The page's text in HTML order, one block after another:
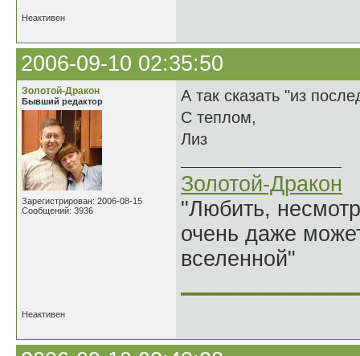
Неактивен
2006-09-10 02:35:50
Золотой-Дракон
Бывший редактор
Зарегистрирован: 2006-08-15
Сообщений: 3936
А так сказать "из
С теплом,
Лиз
Золотой-Дракон
"Любить,
очень даже
вселенной"
Неактивен